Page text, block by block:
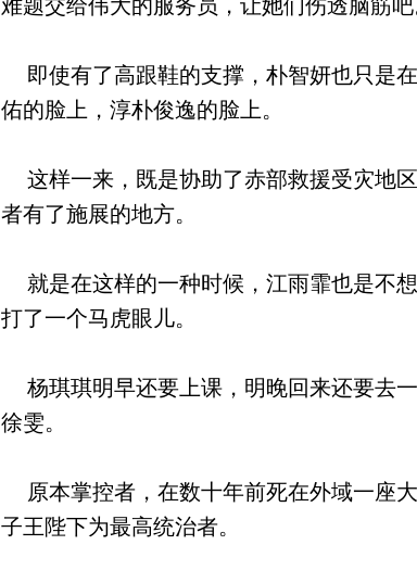
难题交给伟大的服务员，让她们伤透脑筋吧
即使有了高跟鞋的支撑，朴智妍也只是
佑的脸上，淳朴俊逸的脸上。
这样一来，既是协助了赤部救援受灾地
者有了施展的地方。
就是在这样的一种时候，江雨霏也是不
打了一个马虎眼儿。
杨琪琪明早还要上课，明晚回来还要去
徐雯。
原本掌控者，在数十年前死在外域一座
子王陛下为最高统治者。